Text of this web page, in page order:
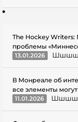
The Hockey
проблемы
13.01.2026
В Монреале об
все элементы
11.01.2026